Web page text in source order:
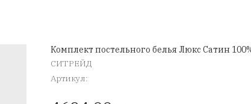
Комплект постельного белья Люкс Сатин
СИТРЕЙД
Артикул: